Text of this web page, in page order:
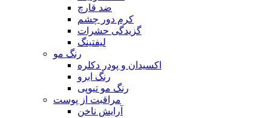
ضد قارچ
کرم دور چشم
گزیدگی حشرات
لیفتینگ
رنگ مو
اکسیدان و پودر دکلره
رنگ ابرو
رنگ مو تیوپی
مراقبت از پوست
آرایش ناخن